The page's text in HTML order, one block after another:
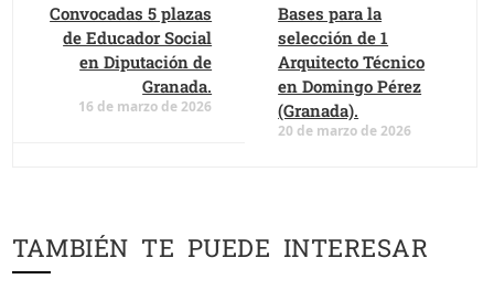
Convocadas 5 plazas
de Educador Social
en Diputación de
Granada.
16 de marzo de 2026
Bases para la
selección de 1
Arquitecto Técnico
en Domingo Pérez
(Granada).
20 de marzo de 2026
TAMBIÉN TE PUEDE INTERESAR